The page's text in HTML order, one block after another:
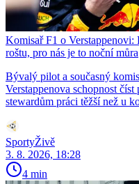
Komisař F1 o
roštu, pro nás je to noční můra
Bývalý pilot a současný
Verstappenova schopnost
stewardům práci těžší než u
SportyŽivě
3. 8. 2026, 18:28
4 min